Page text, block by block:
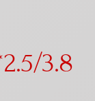
3.8